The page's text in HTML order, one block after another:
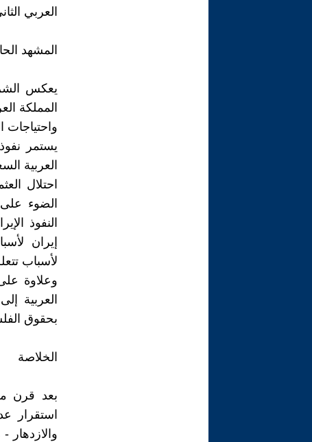
العربي
المشهد
يعكس
المملكة
واحتياجات
يستمر
العربية
احتلال
الضوء
النفوذ
إيران
لأسباب
وعلاوة
العربية
بحقوق
الخلاصة
بعد قرن
استقرار
والازدهار